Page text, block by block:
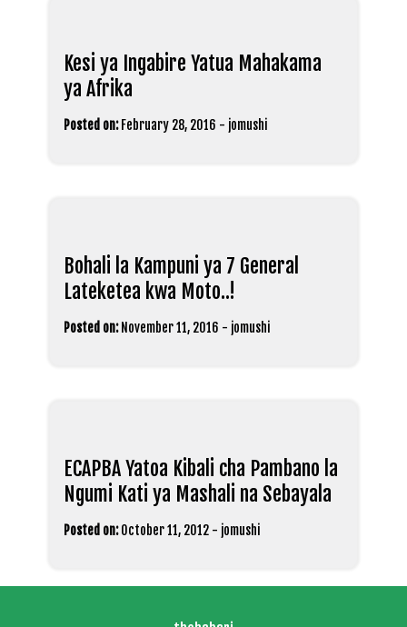
Kesi ya Ingabire Yatua Mahakama
ya Afrika
Posted on: February 28, 2016 - jomushi
Bohali la Kampuni ya 7 General
Lateketea kwa Moto..!
Posted on: November 11, 2016 - jomushi
ECAPBA Yatoa Kibali cha Pambano la
Ngumi Kati ya Mashali na Sebayala
Posted on: October 11, 2012 - jomushi